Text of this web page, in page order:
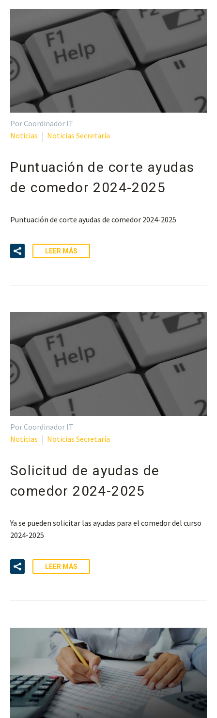
Por Coordinador IT
Noticias
Noticias Secretaría
Puntuación de corte ayudas
de comedor 2024-2025
Puntuación de corte ayudas de comedor 2024-2025
LEER MÁS
Por Coordinador IT
Noticias
Noticias Secretaría
Solicitud de ayudas de
comedor 2024-2025
Ya se pueden solicitar las ayudas para el comedor del curso
2024-2025
LEER MÁS